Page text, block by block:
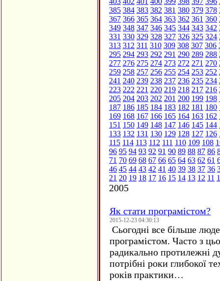
385 384 383 382 381 380 379 378
367 366 365 364 363 362 361 360
349 348 347 346 345 344 343 342
331 330 329 328 327 326 325 324
313 312 311 310 309 308 307 306
295 294 293 292 291 290 289 288
277 276 275 274 273 272 271 270
259 258 257 256 255 254 253 252
241 240 239 238 237 236 235 234
223 222 221 220 219 218 217 216
205 204 203 202 201 200 199 198
187 186 185 184 183 182 181 180
169 168 167 166 165 164 163 162
151 150 149 148 147 146 145 144
133 132 131 130 129 128 127 126
115 114 113 112 111 110 109 108
96 95 94 93 92 91 90 89 88 87 86
71 70 69 68 67 66 65 64 63 62 61
46 45 44 43 42 41 40 39 38 37 36
21 20 19 18 17 16 15 14 13 12 11
2005
Як стати програмістом?
2015-12-23 04:30:13
Сьогодні все більше
програмістом. Часто з
радикально протилежні
потрібні роки глибокої
років практики…